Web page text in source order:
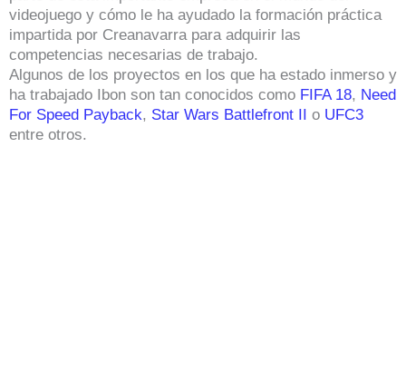
videojuego y cómo le ha ayudado la formación práctica
impartida por Creanavarra para adquirir las
competencias necesarias de trabajo.
Algunos de los proyectos en los que ha estado inmerso y
ha trabajado Ibon son tan conocidos como FIFA 18, Need
For Speed Payback, Star Wars Battlefront II o UFC3
entre otros.